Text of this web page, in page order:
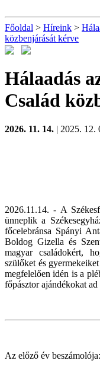
Főoldal > Híreink >
közbenjárását kérve
Hálaadás
Család
2026. 11. 14. | 2025. 12.
2026.11.14. - A
ünneplik a
főcelebránsa Spányi
Boldog Gizella és
magyar családokért,
szülőket és
megfelelően idén is a
főpásztor ajándékokat
Az előző év beszámolója: